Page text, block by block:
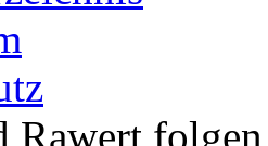
Rawert